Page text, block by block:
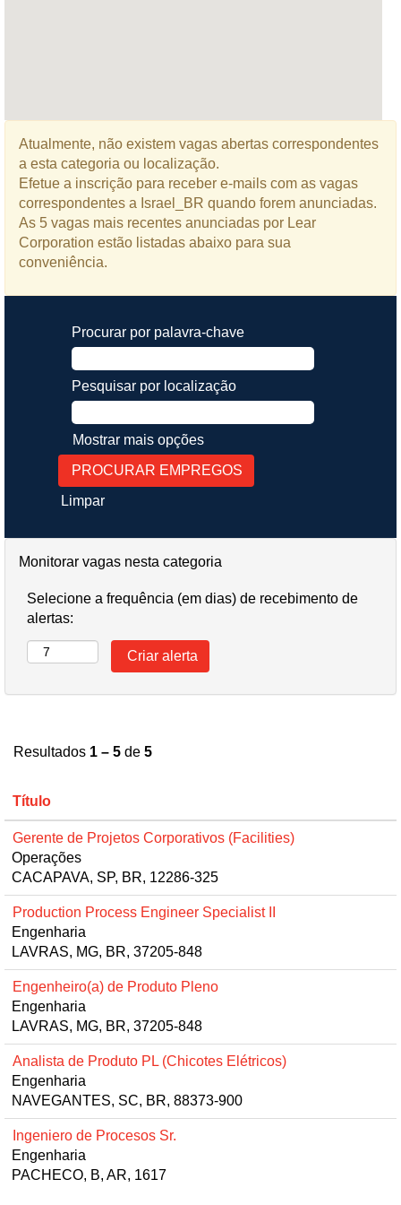
Atualmente, não existem vagas abertas correspondentes
a esta categoria ou localização.
Efetue a inscrição para receber e-mails com as vagas
correspondentes a Israel_BR quando forem anunciadas.
As 5 vagas mais recentes anunciadas por Lear
Corporation estão listadas abaixo para sua
conveniência.
Procurar por palavra-chave
Pesquisar por localização
Mostrar mais opções
Limpar
Monitorar vagas nesta categoria
Selecione a frequência (em dias) de recebimento de
alertas:
Resultados 1 – 5 de 5
Título
Gerente de Projetos Corporativos (Facilities)
Operações
CACAPAVA, SP, BR, 12286-325
Production Process Engineer Specialist II
Engenharia
LAVRAS, MG, BR, 37205-848
Engenheiro(a) de Produto Pleno
Engenharia
LAVRAS, MG, BR, 37205-848
Analista de Produto PL (Chicotes Elétricos)
Engenharia
NAVEGANTES, SC, BR, 88373-900
Ingeniero de Procesos Sr.
Engenharia
PACHECO, B, AR, 1617